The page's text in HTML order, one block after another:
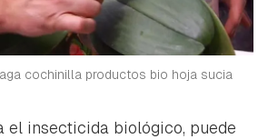
cochinilla productos bio hoja sucia
el insecticida biológico, puede